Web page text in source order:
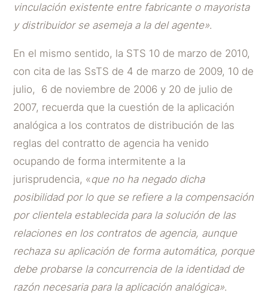
vinculación existente entre fabricante o mayorista
y distribuidor se asemeja a la del agente».
En el mismo sentido, la STS 10 de marzo de 2010,
con cita de las SsTS de 4 de marzo de 2009, 10 de
julio, 6 de noviembre de 2006 y 20 de julio de
2007, recuerda que la cuestión de la aplicación
analógica a los contratos de distribución de las
reglas del contratto de agencia ha venido
ocupando de forma intermitente a la
jurisprudencia, «que no ha negado dicha
posibilidad por lo que se refiere a la compensación
por clientela establecida para la solución de las
relaciones en los contratos de agencia, aunque
rechaza su aplicación de forma automática, porque
debe probarse la concurrencia de la identidad de
razón necesaria para la aplicación analógica».